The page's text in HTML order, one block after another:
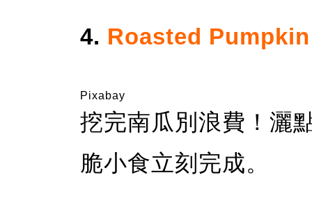
4. Roasted
Pixabay
挖完南瓜別浪費！灑
脆小食立刻完成。